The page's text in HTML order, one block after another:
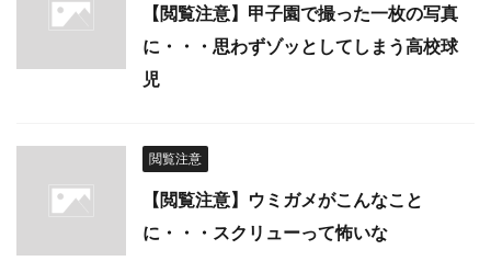
【閲覧注意】甲子園で撮った一枚の写真
に・・・思わずゾッとしてしまう高校球
児
閲覧注意
【閲覧注意】ウミガメがこんなこと
に・・・スクリューって怖いな